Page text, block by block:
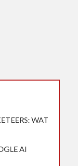
WAT
AI